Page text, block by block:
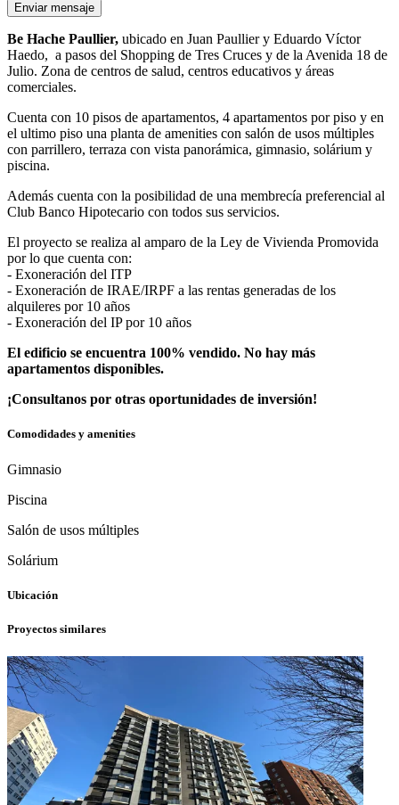
Enviar mensaje
Be Hache Paullier, ubicado en Juan Paullier y Eduardo Víctor
Haedo, a pasos del Shopping de Tres Cruces y de la Avenida 18 de
Julio. Zona de centros de salud, centros educativos y áreas
comerciales.
Cuenta con 10 pisos de apartamentos, 4 apartamentos por piso y en
el ultimo piso una planta de amenities con salón de usos múltiples
con parrillero, terraza con vista panorámica, gimnasio, solárium y
piscina.
Además cuenta con la posibilidad de una membrecía preferencial al
Club Banco Hipotecario con todos sus servicios.
El proyecto se realiza al amparo de la Ley de Vivienda Promovida
por lo que cuenta con:
- Exoneración del ITP
- Exoneración de IRAE/IRPF a las rentas generadas de los
alquileres por 10 años
- Exoneración del IP por 10 años
El edificio se encuentra 100% vendido. No hay más
apartamentos disponibles.
¡Consultanos por otras oportunidades de inversión!
Comodidades y amenities
Gimnasio
Piscina
Salón de usos múltiples
Solárium
Ubicación
Proyectos similares